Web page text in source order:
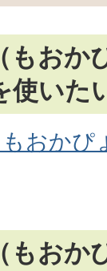
もおか
使いた
おかぴ
もおか